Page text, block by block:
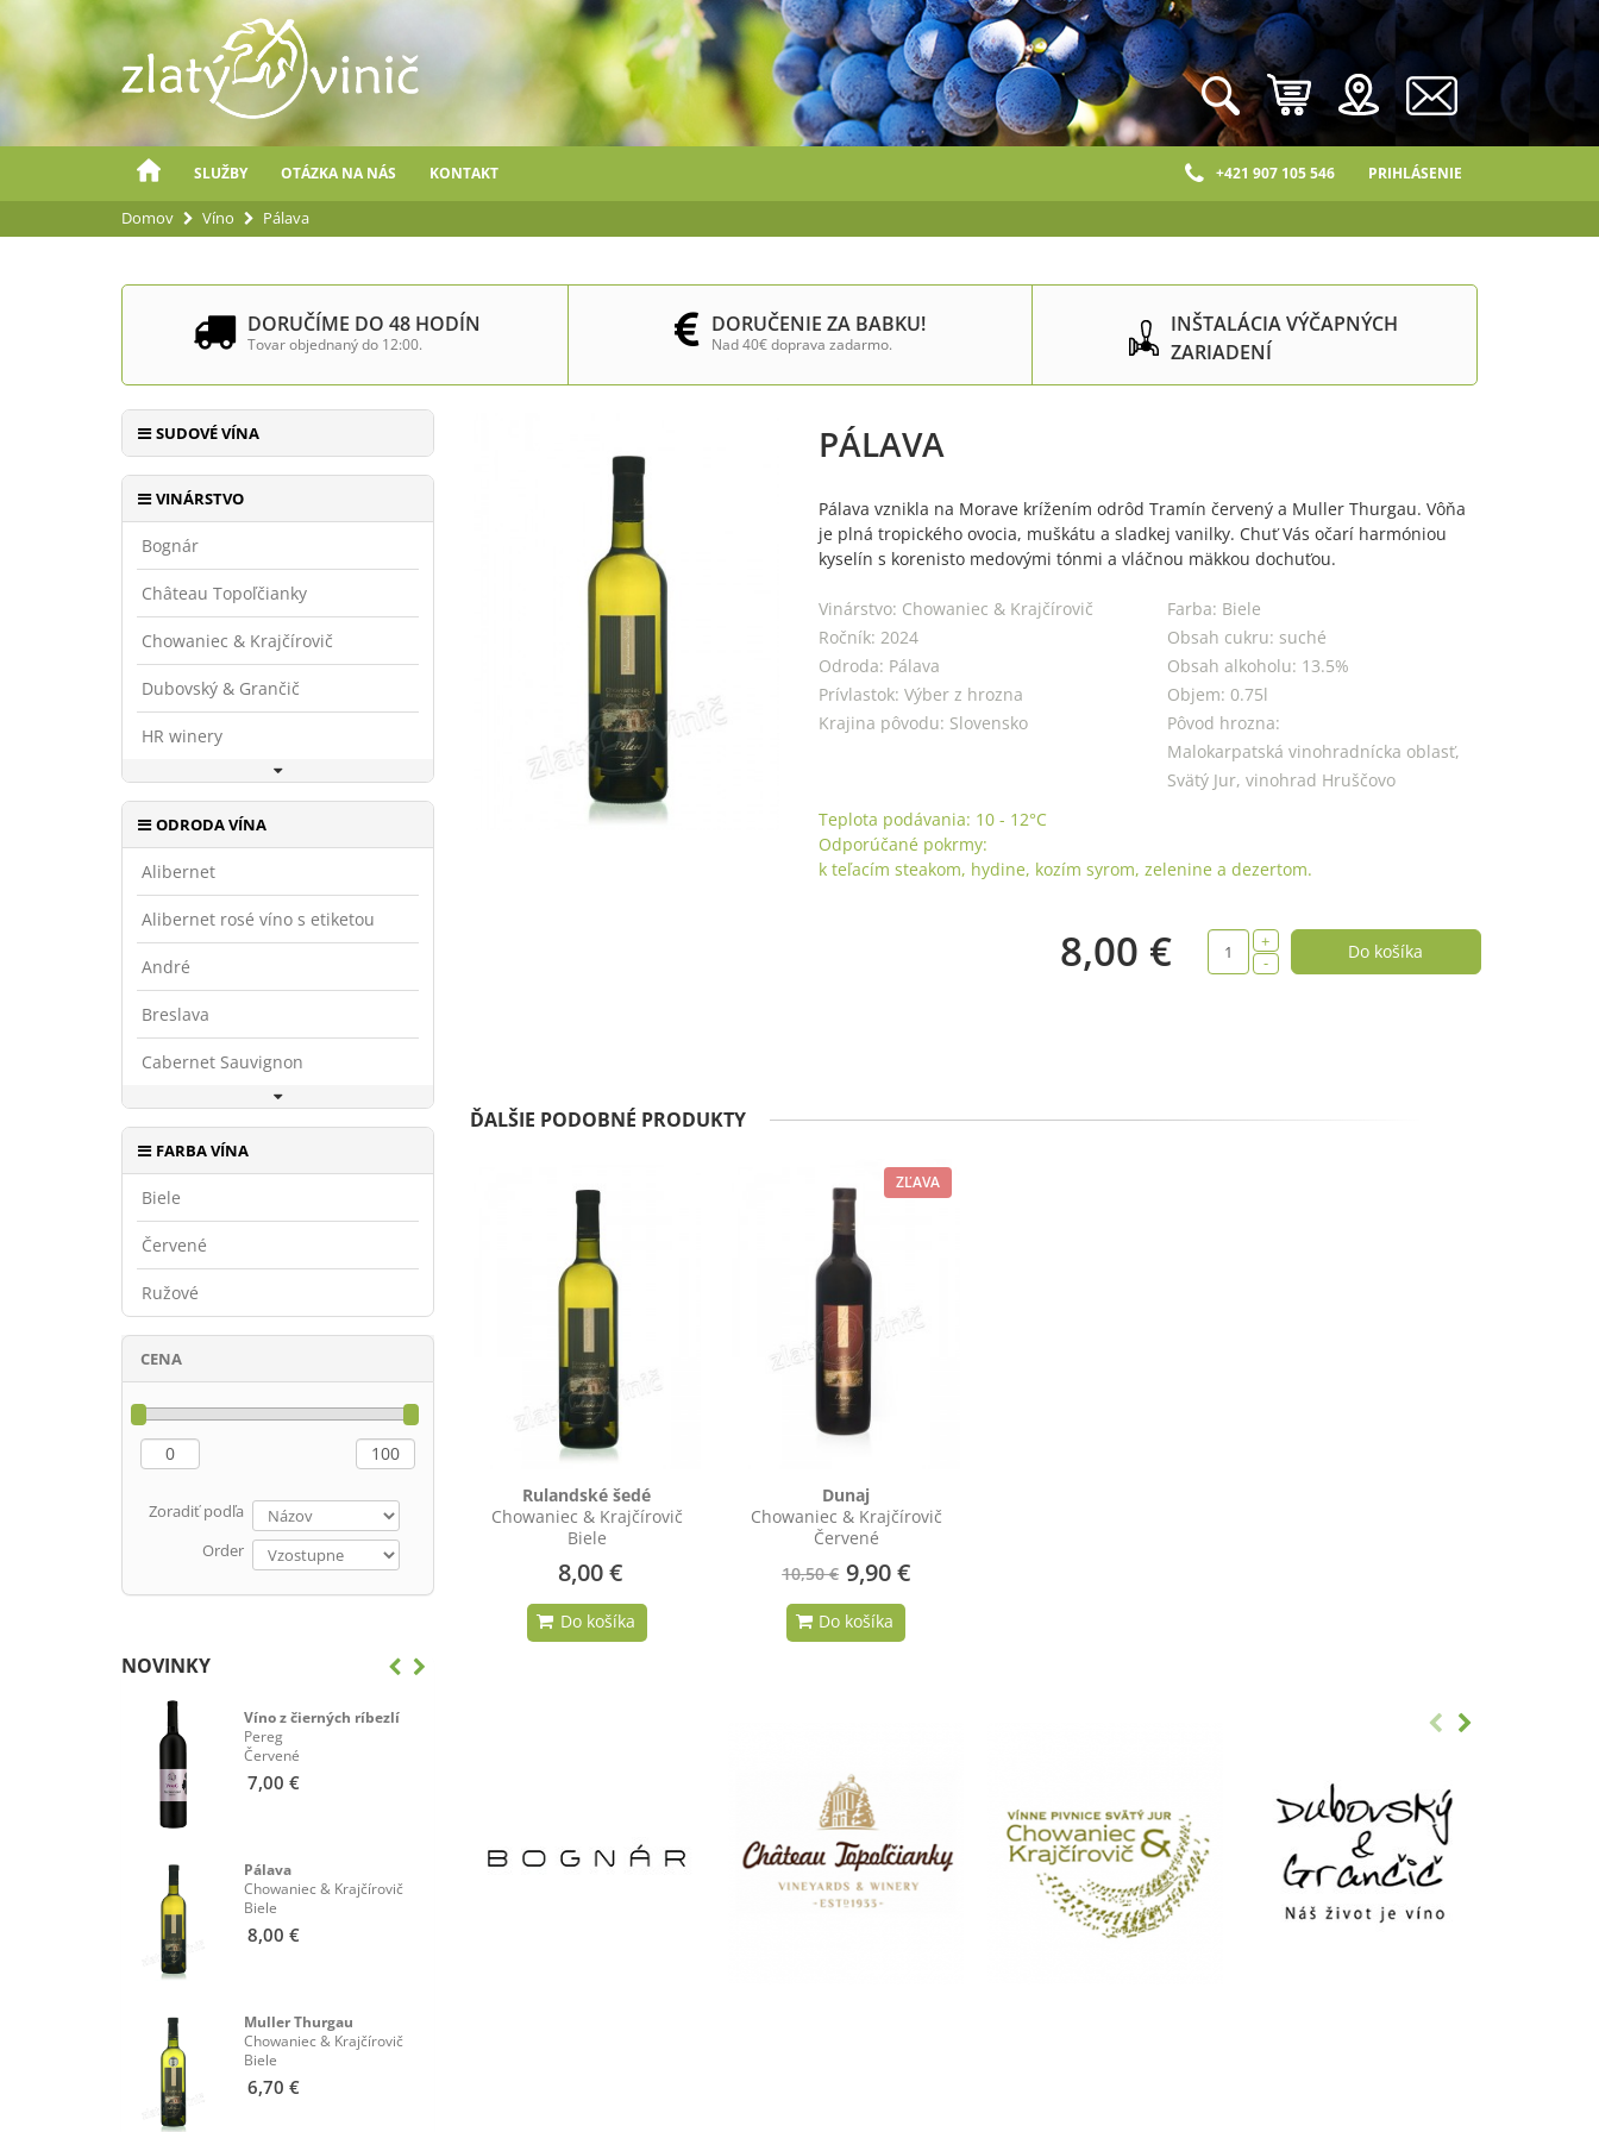
SLUŽBY OTÁZKA NA NÁS KONTAKT PRIHLÁSENIE
+421 907 105 546
Domov Víno Pálava
DORUČÍME DO 48 HODÍN
Tovar objednaný do 12:00.
DORUČENIE ZA BABKU!
Nad 40€ doprava zadarmo.
INŠTALÁCIA VÝČAPNÝCH
ZARIADENÍ
SUDOVÉ VÍNA
VINÁRSTVO
Bognár
Château Topoľčianky
Chowaniec & Krajčírovič
Dubovský & Grančič
HR winery
ODRODA VÍNA
Alibernet
Alibernet rosé víno s etiketou
André
Breslava
Cabernet Sauvignon
FARBA VÍNA
Biele
Červené
Ružové
CENA
Zoradiť podľa
Order
NOVINKY
Víno z čierných ríbezlí
Pereg
Červené
7,00 €
Pálava
Chowaniec & Krajčírovič
Biele
8,00 €
Muller Thurgau
Chowaniec & Krajčírovič
Biele
6,70 €
Tramín červený
Pálava
Chowaniec & Krajčírovič
Biele
Tramín červený
Chowaniec & Krajčírovič
PÁLAVA
Pálava vznikla na Morave krížením odrôd Tramín červený a Muller Thurgau. Vôňa
je plná tropického ovocia, muškátu a sladkej vanilky. Chuť Vás očarí harmóniou
kyselín s korenisto medovými tónmi a vláčnou mäkkou dochuťou.
Vinárstvo: Chowaniec & Krajčírovič
Ročník: 2024
Odroda: Pálava
Prívlastok: Výber z hrozna
Krajina pôvodu: Slovensko
Farba: Biele
Obsah cukru: suché
Obsah alkoholu: 13.5%
Objem:0.75l
Pôvod hrozna:
Malokarpatská vinohradnícka oblasť,
Svätý Jur, vinohrad Hruščovo
Teplota podávania: 10 - 12°C
Odporúčané pokrmy:
k teľacím steakom, hydine, kozím syrom, zelenine a dezertom.
8,00 € -
+
ĎALŠIE PODOBNÉ PRODUKTY
Rulandské šedé
Chowaniec & Krajčírovič
Biele
8,00 €
ZĽAVA
Dunaj
Chowaniec & Krajčírovič
Červené
10,50 € 9,90 €